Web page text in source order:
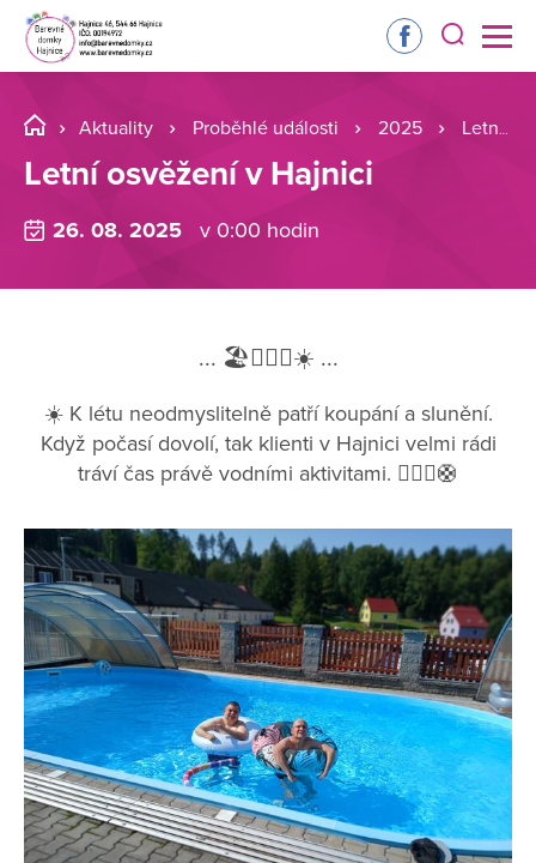
Aktuality Proběhlé události 2025 Letní osvěžení v Hajnici
Letní osvěžení v Hajnici
26. 08. 2025 v 0:00 hodin
... 🏖️🏊🏼‍♂️☀️ ...
☀️ K létu neodmyslitelně patří koupání a slunění.
Když počasí dovolí, tak klienti v Hajnici velmi rádi
tráví čas právě vodními aktivitami. 🏊🏼‍♂️🛟